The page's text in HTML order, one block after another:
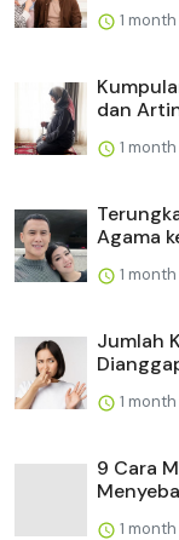
1
dan
1
Agama
1
Jumlah
1
9 Cara
1